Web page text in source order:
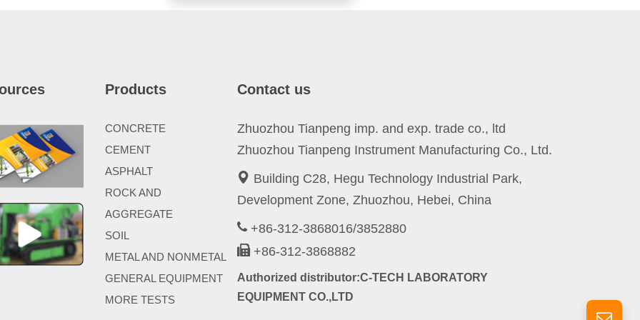
Products
CONCRETE
CEMENT
ASPHALT
ROCK AND
AGGREGATE
SOIL
METAL AND NONMETAL
GENERAL EQUIPMENT
MORE TESTS
Contact us
Zhuozhou Tianpeng imp. and exp. trade co., ltd
Zhuozhou Tianpeng Instrument Manufacturing Co., Ltd.
Building C28, Hegu Technology Industrial Park,
Development Zone, Zhuozhou, Hebei, China
+86-312-3868016/3852880
+86-312-3868882
Authorized distributor:C-TECH LABORATORY
EQUIPMENT CO.,LTD